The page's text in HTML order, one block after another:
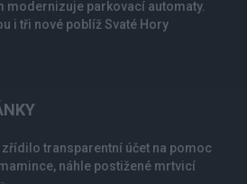
modernizuje parkovací automaty.
i tři nové poblíž Svaté Hory
zřídilo transparentní účet na pomoc
náhle postižené mrtvicí